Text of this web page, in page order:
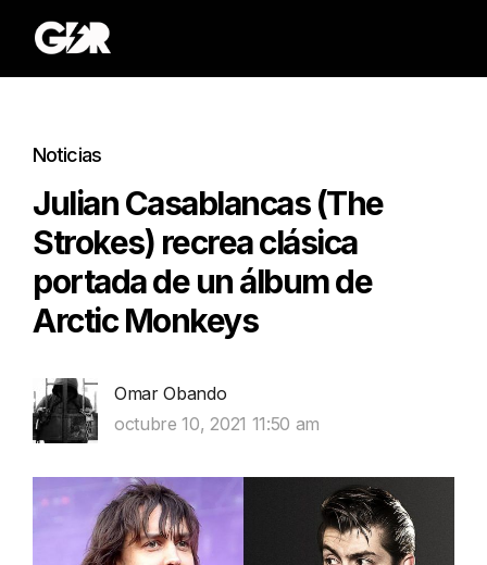
Noticias
Julian Casablancas (The
Strokes) recrea clásica
portada de un álbum de
Arctic Monkeys
Omar Obando
octubre 10, 2021 11:50 am